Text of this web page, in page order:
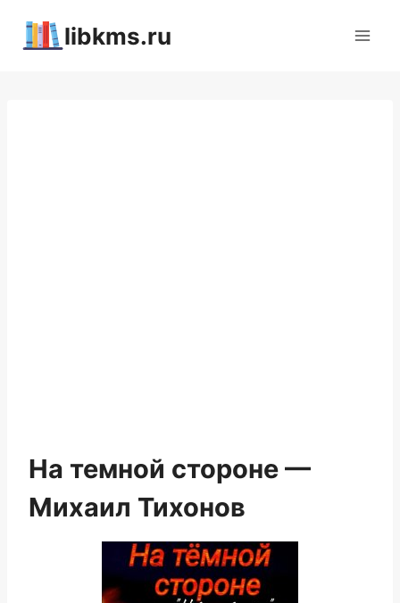
libkms.ru
На темной стороне —
Михаил Тихонов